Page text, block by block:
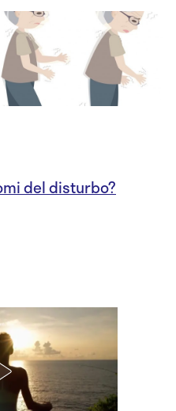
del disturbo?